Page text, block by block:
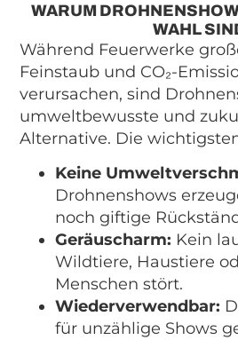
WARUM
WAHL
Während Feuerwerke
Feinstaub und CO₂-
verursachen, sind
umweltbewusste und
Alternative. Die
Keine
Drohnenshows
noch giftige
Geräuscharm: Kein
Wildtiere, Haustiere
Menschen stört.
Wiederverwendbar:
für unzählige Shows